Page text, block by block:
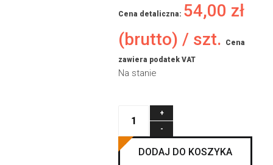
Cena detaliczna: 54,00 zł
(brutto) / szt.
Cena
zawiera podatek VAT
Na stanie
wentylacyjna
DODAJ DO KOSZYKA